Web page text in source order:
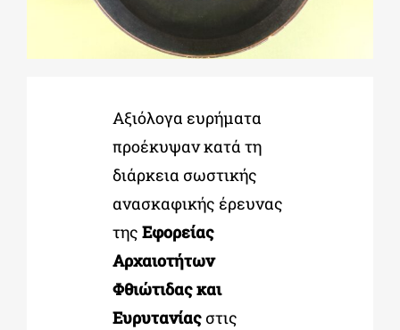
ΕΚΠΑΙΔΕΥΤΙΚΑ ΙΔΡΥΜΑΤΑ
ΠΟΛΙΤΙΣΤΙΚΟΙ ΦΟΡΕΙΣ
Αξιόλογα ευρήματα
προέκυψαν κατά τη
διάρκεια σωστικής
ανασκαφικής έρευνας
της Εφορείας
Αρχαιοτήτων
Φθιώτιδας και
Ευρυτανίαςστις